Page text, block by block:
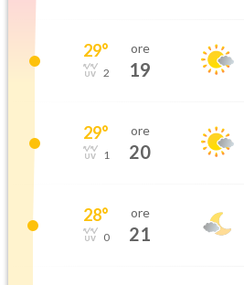
29°
2
ore
19
29°
1
ore
20
28°
0
ore
21